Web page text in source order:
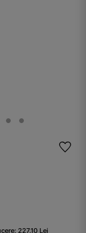
227.10 Lei